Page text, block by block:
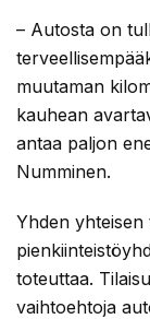
– Autosta on
muutaman
kauhean
antaa paljon
Numminen.
Yhden
toteuttaa.
vaihtoehtoja